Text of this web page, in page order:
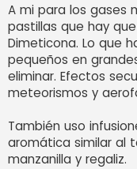
n
s
a
j
e
A mi para los gases
pastillas que hay
Dimeticona. Lo que
pequeños en
eliminar. Efectos
meteorismos y
También uso
aromática similar al
manzanilla y regaliz.